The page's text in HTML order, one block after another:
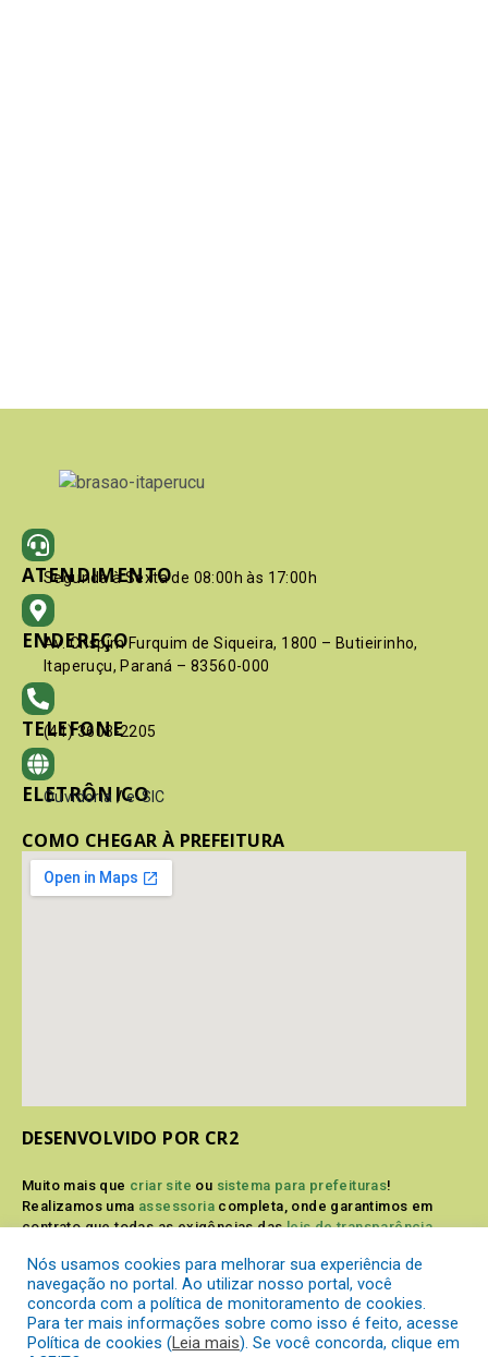
ATENDIMENTO
Segunda à Sexta de 08:00h às 17:00h
ENDEREÇO
Av. Crispim Furquim de Siqueira, 1800 – Butieirinho,
Itaperuçu, Paraná – 83560-000
TELEFONE
(41) 3603-2205
ELETRÔNICO
Ouvidoria / e-SIC
COMO CHEGAR À PREFEITURA
DESENVOLVIDO POR CR2
Muito mais que criar site ou sistema para prefeituras!
Realizamos uma assessoria completa, onde garantimos em
contrato que todas as exigências dasleis de transparência
Conheça oPNTPe oRadar da Transparência Pública
Nós usamos cookies para melhorar sua experiência de
navegação no portal. Ao utilizar nosso portal, você
concorda com a política de monitoramento de cookies.
Para ter mais informações sobre como isso é feito, acesse
Política de cookies (Leia mais). Se você concorda, clique em